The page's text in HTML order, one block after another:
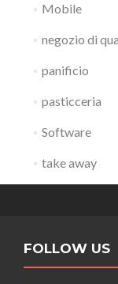
Mobile
negozio di
panificio
pasticceria
Software
take away
FOLLOW US